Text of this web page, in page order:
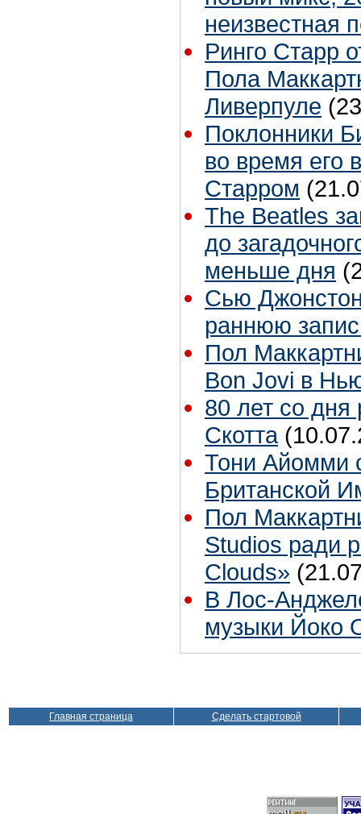
неизвестная
Ринго Старр
Пола
Ливерпуле
Поклонники
во время его
Старром
The Beatles
до
меньше дня
Сью
раннюю
Пол
Bon Jovi в
80 лет со
Скотта
Тони Айомми
Британской
Пол
Studios ради
Clouds»
В Лос-
музыки Йоко
Главная страница Сделать стартовой